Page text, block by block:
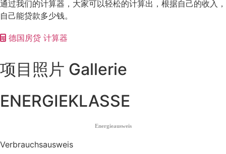
通过我们的计算器，大家可以轻松的计算出，根据自己的收入，
自己能贷款多少钱。
德国房贷 计算器
项目照片 Gallerie
ENERGIEKLASSE
Energieausweis
Verbrauchsausweis